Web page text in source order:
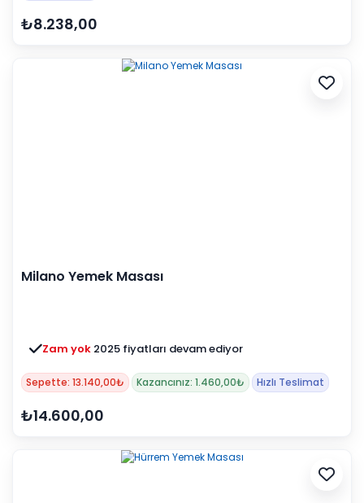
₺8.238,00
Milano Yemek Masası
Zam yok 2025 fiyatları devam ediyor
Sepette: 13.140,00₺ Kazancınız: 1.460,00₺ Hızlı Teslimat
₺14.600,00